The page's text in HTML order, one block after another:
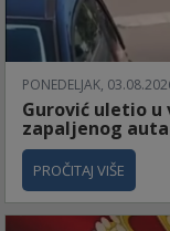
PONEDELJAK,
Gurović uletio u
zapaljenog auta
PROČITAJ VIŠE